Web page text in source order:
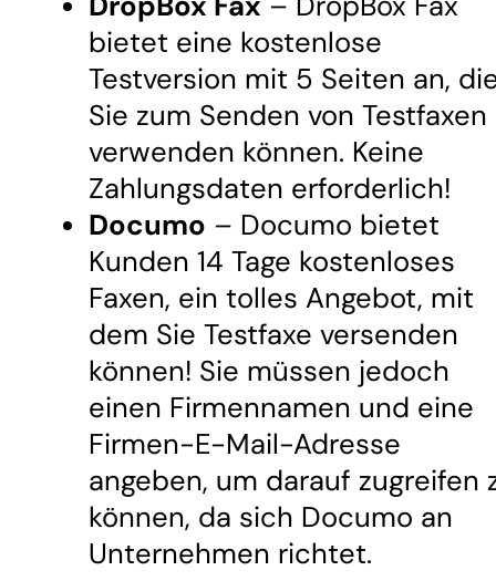
bietet eine kostenlose
Testversion mit 5 Seiten an,
Sie zum Senden von Testfaxen
verwenden können. Keine
Zahlungsdaten erforderlich!
Documo – Documo bietet
Kunden 14 Tage kostenloses
Faxen, ein tolles Angebot, mit
dem Sie Testfaxe versenden
können! Sie müssen jedoch
einen Firmennamen und eine
Firmen-E-Mail-Adresse
angeben, um darauf zugreifen
können, da sich Documo an
Unternehmen richtet.